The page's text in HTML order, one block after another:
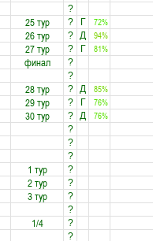
?
25 тур ? Г 72%
26 тур ? Д 94%
27 тур ? Г 81%
финал ?
?
28 тур ? Д 85%
29 тур ? Г 76%
30 тур ? Д 76%
?
?
?
1 тур ?
2 тур ?
3 тур ?
?
1/4 ?
?